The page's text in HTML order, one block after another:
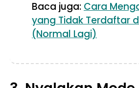
Baca juga: Cara
yang Tidak Terdaftar
(Normal Lagi)